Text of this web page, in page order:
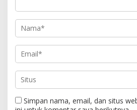
Simpan nama, email, dan situs